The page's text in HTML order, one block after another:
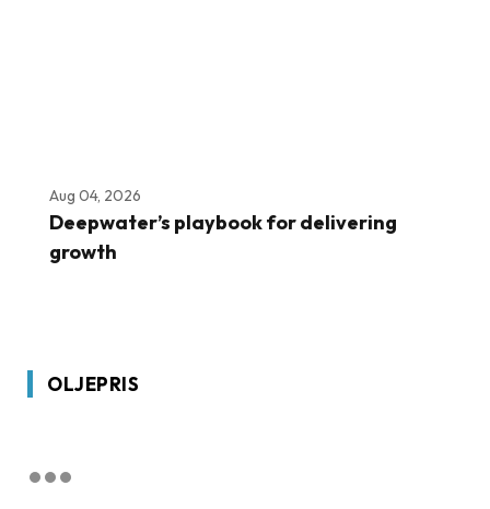
Aug 04, 2026
Deepwater’s playbook for delivering
growth
OLJEPRIS